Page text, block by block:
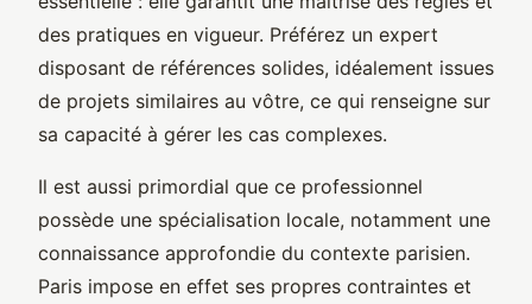
des pratiques en vigueur. Préférez un expert
disposant de références solides, idéalement issues
de projets similaires au vôtre, ce qui renseigne sur
sa capacité à gérer les cas complexes.
Il est aussi primordial que ce professionnel
possède une spécialisation locale, notamment une
connaissance approfondie du contexte parisien.
Paris impose en effet ses propres contraintes et